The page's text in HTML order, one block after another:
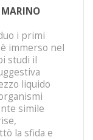
i primi
immerso nel
studi il
liquido
simile
la sfida e